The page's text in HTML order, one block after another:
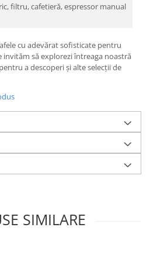
filtru, cafetieră, espressor manual
cu adevărat sofisticate pentru
să explorezi întreaga noastră
pentru a descoperi și alte selecții de
SIMILARE